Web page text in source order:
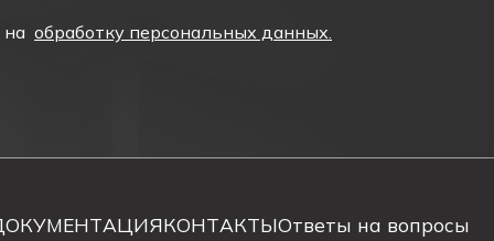
на обработку персональных данных.
КОНТАКТЫОтветы на вопросы